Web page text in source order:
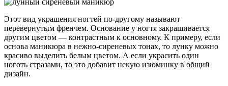
Этот вид украшения ногтей по-другому называют
перевернутым френчем. Основание у ногтя закрашивается
другим цветом — контрастным к основному. К примеру, если
основа маникюра в нежно-сиреневых тонах, то лунку можно
красиво выделить белым цветом. А если украсить один
ноготь стразами, то это добавит некую изюминку в общий
дизайн.